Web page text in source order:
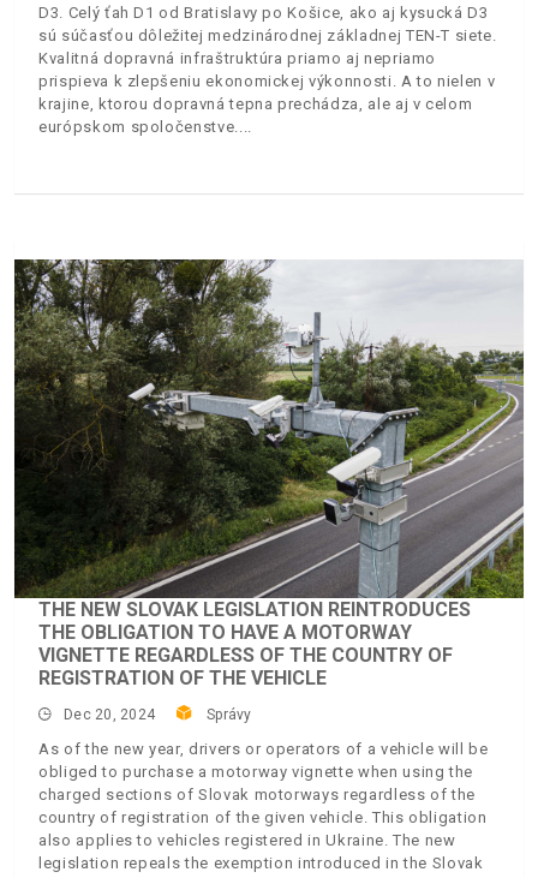
D3. Celý ťah D1 od Bratislavy po Košice, ako aj kysucká D3
sú súčasťou dôležitej medzinárodnej základnej TEN-T siete.
Kvalitná dopravná infraštruktúra priamo aj nepriamo
prispieva k zlepšeniu ekonomickej výkonnosti. A to nielen v
krajine, ktorou dopravná tepna prechádza, ale aj v celom
európskom spoločenstve.
THE NEW SLOVAK LEGISLATION REINTRODUCES
THE OBLIGATION TO HAVE A MOTORWAY
VIGNETTE REGARDLESS OF THE COUNTRY OF
REGISTRATION OF THE VEHICLE
Dec 20, 2024 Správy
As of the new year, drivers or operators of a vehicle will be
obliged to purchase a motorway vignette when using the
charged sections of Slovak motorways regardless of the
country of registration of the given vehicle. This obligation
also applies to vehicles registered in Ukraine. The new
legislation repeals the exemption introduced in the Slovak